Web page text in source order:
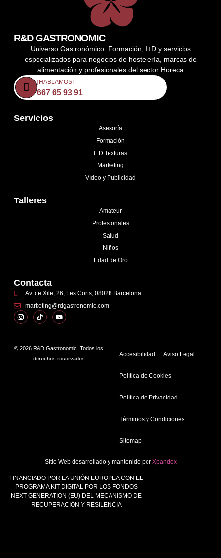
R&D GASTRONOMIC
Universo Gastronómico: Formación, I+D y servicios
especializados para negocios de hostelería, marcas de
alimentación y profesionales del sector Horeca
¡HABLAMOS!
667 65 93 91
Servicios
Asesoría
Formación
I+D Texturas
Marketing
Vídeo y Publicidad
Talleres
Amateur
Profesionales
Salud
Niños
Edad de Oro
Contacta
Av. de Xile, 26, Les Corts, 08028 Barcelona
marketing@rdgastronomic.com
© 2026 R&D Gastronomic. Todos los
derechos reservados
Accesibilidad Aviso Legal
Política de Cookies
Política de Privacidad
Términos y Condiciones
Sitemap
Sitio Web desarrollado y mantenido por Xpandex
FINANCIADO POR LA UNIÓN EUROPEA CON EL
PROGRAMA KIT DIGITAL POR LOS FONDOS
NEXT GENERATION (EU) DEL MECANISMO DE
RECUPERACIÓN Y RESILENCIA